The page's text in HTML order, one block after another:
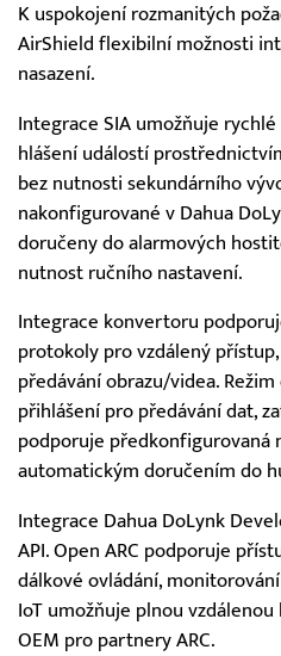
K uspokojení rozmanitých
AirShield flexibilní možnosti
nasazení.
Integrace SIA umožňuje
hlášení událostí
bez nutnosti sekundárního
nakonfigurované v Dahua
doručeny do alarmových
nutnost ručního nastavení.
Integrace konvertoru
protokoly pro vzdálený
předávání obrazu/videa.
přihlášení pro předávání dat,
podporuje předkonfigurovaná
automatickým doručením do
Integrace Dahua DoLynk
API. Open ARC podporuje
dálkové ovládání,
IoT umožňuje plnou
OEM pro partnery ARC.